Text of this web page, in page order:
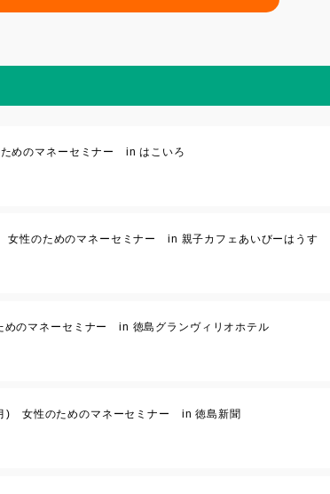
めのマネーセミナー in はこいろ
性のためのマネーセミナー in 親子カフェあいびーはうす
のマネーセミナー in 徳島グランヴィリオホテル
) 女性のためのマネーセミナー in 徳島新聞